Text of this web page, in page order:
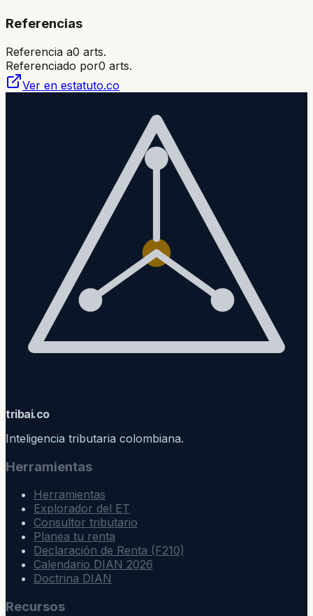
Referencias
Referencia a0 arts.
Referenciado por0 arts.
Ver en estatuto.co
tribai.co
Inteligencia tributaria colombiana.
Herramientas
Herramientas
Explorador del ET
Consultor tributario
Planea tu renta
Declaración de Renta (F210)
Calendario DIAN 2026
Doctrina DIAN
Recursos